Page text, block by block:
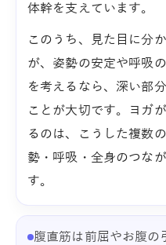
体幹を支えています。
このうち、見た目に分
が、姿勢の安定や呼吸
を考えるなら、深い部
ことが大切です。ヨガ
るのは、こうした複数
勢・呼吸・全身のつな
す。
腹直筋は前屈やお腹の